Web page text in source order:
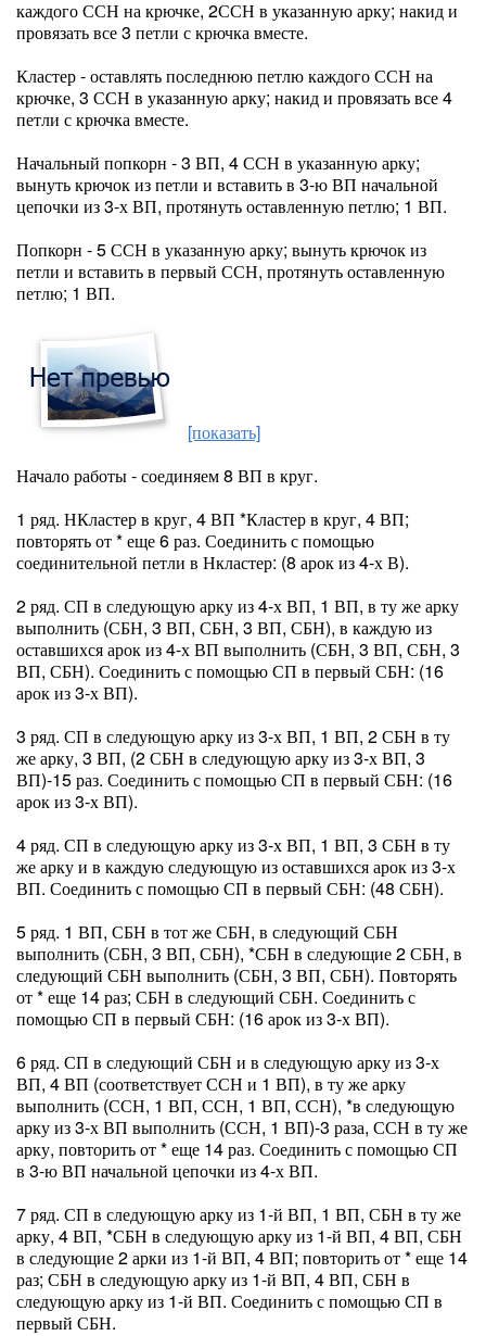
каждого ССН на крючке, 2ССН в указанную арку; накид и
провязать все 3 петли с крючка вместе.
Кластер - оставлять последнюю петлю каждого ССН на
крючке, 3 ССН в указанную арку; накид и провязать все 4
петли с крючка вместе.
Начальный попкорн - 3 ВП, 4 ССН в указанную арку;
вынуть крючок из петли и вставить в 3-ю ВП начальной
цепочки из 3-х ВП, протянуть оставленную петлю; 1 ВП.
Попкорн - 5 ССН в указанную арку; вынуть крючок из
петли и вставить в первый ССН, протянуть оставленную
петлю; 1 ВП.
[показать]
Начало работы - соединяем 8 ВП в круг.
1 ряд. НКластер в круг, 4 ВП *Кластер в круг, 4 ВП;
повторять от * еще 6 раз. Соединить с помощью
соединительной петли в Нкластер: (8 арок из 4-х В).
2 ряд. СП в следующую арку из 4-х ВП, 1 ВП, в ту же арку
выполнить (СБН, 3 ВП, СБН, 3 ВП, СБН), в каждую из
оставшихся арок из 4-х ВП выполнить (СБН, 3 ВП, СБН, 3
ВП, СБН). Соединить с помощью СП в первый СБН: (16
арок из 3-х ВП).
3 ряд. СП в следующую арку из 3-х ВП, 1 ВП, 2 СБН в ту
же арку, 3 ВП, (2 СБН в следующую арку из 3-х ВП, 3
ВП)-15 раз. Соединить с помощью СП в первый СБН: (16
арок из 3-х ВП).
4 ряд. СП в следующую арку из 3-х ВП, 1 ВП, 3 СБН в ту
же арку и в каждую следующую из оставшихся арок из 3-х
ВП. Соединить с помощью СП в первый СБН: (48 СБН).
5 ряд. 1 ВП, СБН в тот же СБН, в следующий СБН
выполнить (СБН, 3 ВП, СБН), *СБН в следующие 2 СБН, в
следующий СБН выполнить (СБН, 3 ВП, СБН). Повторять
от * еще 14 раз; СБН в следующий СБН. Соединить с
помощью СП в первый СБН: (16 арок из 3-х ВП).
6 ряд. СП в следующий СБН и в следующую арку из 3-х
ВП, 4 ВП (соответствует ССН и 1 ВП), в ту же арку
выполнить (ССН, 1 ВП, ССН, 1 ВП, ССН), *в следующую
арку из 3-х ВП выполнить (ССН, 1 ВП)-3 раза, ССН в ту же
арку, повторить от * еще 14 раз. Соединить с помощью СП
в 3-ю ВП начальной цепочки из 4-х ВП.
7 ряд. СП в следующую арку из 1-й ВП, 1 ВП, СБН в ту же
арку, 4 ВП, *СБН в следующую арку из 1-й ВП, 4 ВП, СБН
в следующие 2 арки из 1-й ВП, 4 ВП; повторить от * еще 14
раз; СБН в следующую арку из 1-й ВП, 4 ВП, СБН в
следующую арку из 1-й ВП. Соединить с помощью СП в
первый СБН.